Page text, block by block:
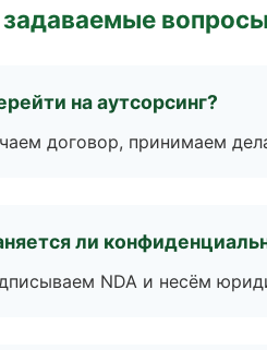
задаваемые вопросы
на аутсорсинг?
договор, принимаем
ли
NDA и несём